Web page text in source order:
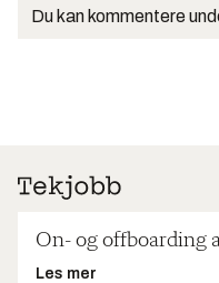
Du kan kommentere
On- og offboarding
Les mer